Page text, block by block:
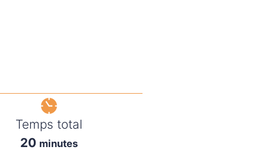
Temps total
20 minutes